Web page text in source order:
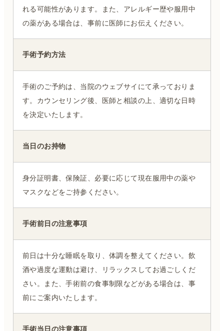
れる可能性があります。また、アレルギー歴や服用中
の薬がある場合は、事前に医師にお伝えください。
手術予約方法
手術のご予約は、当院のウェブサイにて承っておりま
す。カウンセリング後、医師と相談の上、適切な日時
を決定いたします。
当日のお持物
身分証明書、保険証、必要に応じて現在服用中の薬や
マスクなどをご持参ください。
手術前日の注意事項
前日は十分な睡眠を取り、体調を整えてください。飲
酒や過度な運動は避け、リラックスしてお過ごしくだ
さい。また、手術前の食事制限などがある場合は、事
前にご案内いたします。
手術当日の注意事項